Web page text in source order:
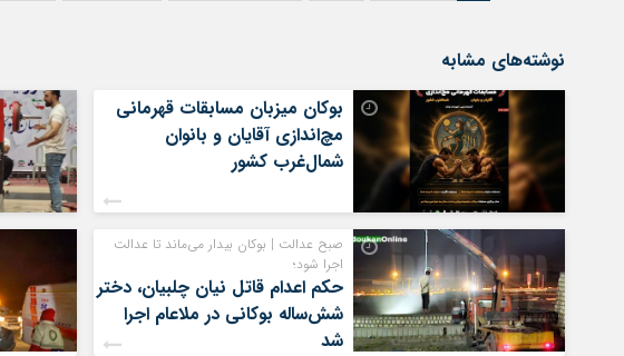
نوشته‌های مشابه
بوکان میزبان مسابقات قهرمانی
مچ‌اندازی آقایان و بانوان
شمال‌غرب کشور
صبح عدالت | بوکان بیدار می‌ماند تا عدالت
اجرا شود؛
حکم اعدام قاتل نیان چلبیان، دختر
شش‌ساله بوکانی در ملاعام اجرا
شد